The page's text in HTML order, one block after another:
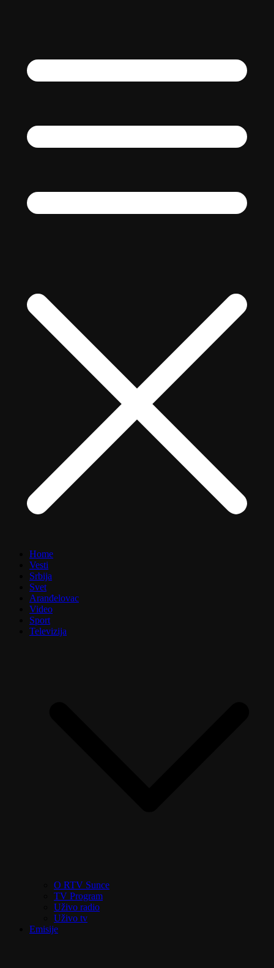
Home
Vesti
Srbija
Svet
Aranđelovac
Video
Sport
Televizija
O RTV Sunce
TV Program
Uživo radio
Uživo tv
Emisije